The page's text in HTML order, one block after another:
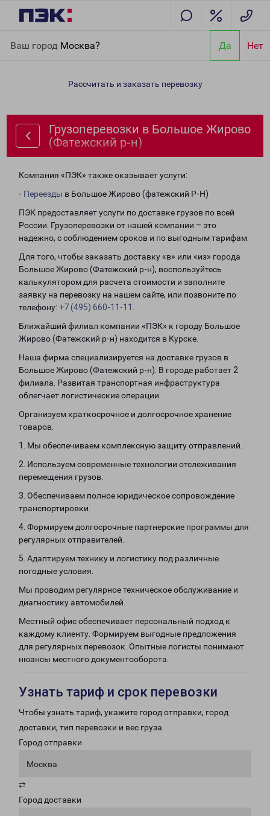
Ваш город Москва? Да Нет
(Фатежский р-н)
Рассчитать и заказать перевозку
Грузоперевозки в Большое Жирово
(Фатежский р-н)
Компания «ПЭК» также оказывает услуги:
- Переезды в Большое Жирово (фатежский Р-Н)
ПЭК предоставляет услуги по доставке грузов по всей
России. Грузоперевозки от нашей компании – это
надежно, с соблюдением сроков и по выгодным тарифам.
Для того, чтобы заказать доставку «в» или «из» города
Большое Жирово (Фатежский р-н), воспользуйтесь
калькулятором для расчета стоимости и заполните
заявку на перевозку на нашем сайте, или позвоните по
телефону: +7 (495) 660-11-11
Ближайший филиал компании «ПЭК» к городу Большое
Жирово (Фатежский р-н) находится в Курске.
Наша фирма специализируется на доставке грузов в
Большое Жирово (Фатежский р-н). В городе работает 2
филиала. Развитая транспортная инфраструктура
облегчает логистические операции.
Организуем краткосрочное и долгосрочное хранение
товаров.
1. Мы обеспечиваем комплексную защиту отправлений.
2. Используем современные технологии отслеживания
перемещения грузов.
3. Обеспечиваем полное юридическое сопровождение
транспортировки.
4. Формируем долгосрочные партнерские программы для
регулярных отправителей.
5. Адаптируем технику и логистику под различные
погодные условия.
Мы проводим регулярное техническое обслуживание и
диагностику автомобилей.
Местный офис обеспечивает персональный подход к
каждому клиенту. Формируем выгодные предложения
для регулярных перевозок. Опытные логисты понимают
нюансы местного документооборота.
Узнать тариф и срок перевозки
Чтобы узнать тариф, укажите город отправки, город
доставки, тип перевозки и вес груза.
Город отправки
Москва
⇄
Город доставки